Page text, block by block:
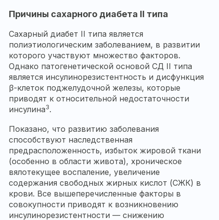
Причины сахарного диабета II типа
Сахарный диабет II типа является
полиэтиологическим заболеванием, в развитии
которого участвуют множество факторов.
Однако патогенетической основой СД II типа
является инсулинорезистентность и дисфункция
β-клеток поджелудочной железы, которые
приводят к относительной недостаточности
инсулина3.
Показано, что развитию заболевания
способствуют наследственная
предрасположенность, избыток жировой ткани
(особенно в области живота), хроническое
вялотекущее воспаление, увеличение
содержания свободных жирных кислот (СЖК) в
крови. Все вышеперечисленные факторы в
совокупности приводят к возникновению
инсулинорезистентности — снижению